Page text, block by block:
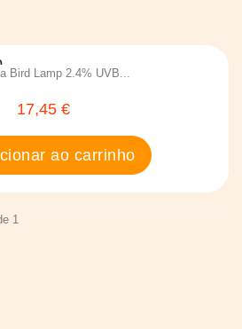
17,45 €
ao carrinho
1